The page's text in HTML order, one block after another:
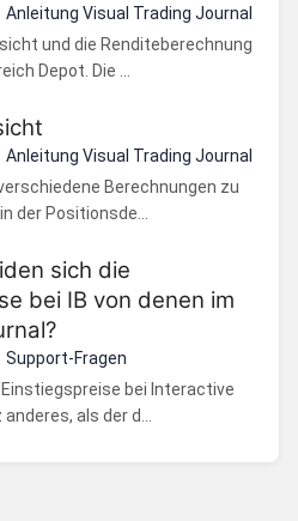
Anleitung Visual Trading Journal
und die Renditeberechnung
Depot. Die ...
Anleitung Visual Trading Journal
Berechnungen zu
der Positionsde...
sich die
bei IB von denen im
Support-Fragen
bei Interactive
als der d...